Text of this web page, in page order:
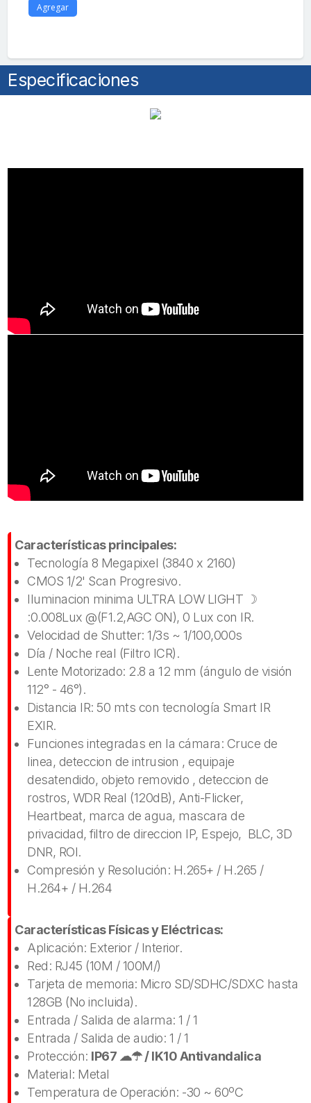
Agregar
Especificaciones
Características principales:
Tecnología 8 Megapixel (3840 x 2160)
CMOS 1/2' Scan Progresivo.
Iluminacion minima ULTRA LOW LIGHT ☽
:0.008Lux @(F1.2,AGC ON), 0 Lux con IR.
Velocidad de Shutter: 1/3s ~ 1/100,000s
Día / Noche real (Filtro ICR).
Lente Motorizado: 2.8 a 12 mm (ángulo de visión
112° - 46°).
Distancia IR: 50 mts con tecnología Smart IR
EXIR.
Funciones integradas en la cámara: Cruce de
linea, deteccion de intrusion , equipaje
desatendido, objeto removido , deteccion de
rostros, WDR Real (120dB), Anti-Flicker,
Heartbeat, marca de agua, mascara de
privacidad, filtro de direccion IP, Espejo, BLC, 3D
DNR, ROI.
Compresión y Resolución: H.265+ / H.265 /
H.264+ / H.264
Características Físicas y Eléctricas:
Aplicación: Exterior / Interior.
Red: RJ45 (10M / 100M/)
Tarjeta de memoria: Micro SD/SDHC/SDXC hasta
128GB (No incluida).
Entrada / Salida de alarma: 1 / 1
Entrada / Salida de audio: 1 / 1
Protección: IP67 ☁☂ / IK10 Antivandalica
Material: Metal
Temperatura de Operación: -30 ~ 60ºC